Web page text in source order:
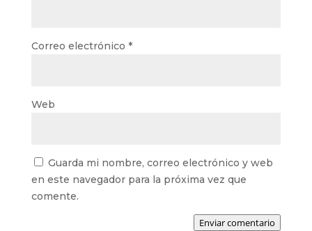
Correo electrónico *
Web
Guarda mi nombre, correo electrónico y web
en este navegador para la próxima vez que
comente.
Enviar comentario